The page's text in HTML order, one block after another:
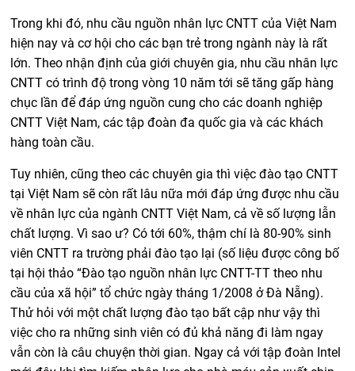
Trong khi đó, nhu cầu nguồn nhân lực CNTT của Việt Nam
hiện nay và cơ hội cho các bạn trẻ trong ngành này là rất
lớn. Theo nhận định của giới chuyên gia, nhu cầu nhân lực
CNTT có trình độ trong vòng 10 năm tới sẽ tăng gấp hàng
chục lần để đáp ứng nguồn cung cho các doanh nghiệp
CNTT Việt Nam, các tập đoàn đa quốc gia và các khách
hàng toàn cầu.
Tuy nhiên, cũng theo các chuyên gia thì việc đào tạo CNTT
tại Việt Nam sẽ còn rất lâu nữa mới đáp ứng được nhu cầu
về nhân lực của ngành CNTT Việt Nam, cả về số lượng lẫn
chất lượng. Vì sao ư? Có tới 60%, thậm chí là 80-90% sinh
viên CNTT ra trường phải đào tạo lại (số liệu được công bố
tại hội thảo “Đào tạo nguồn nhân lực CNTT-TT theo nhu
cầu của xã hội” tổ chức ngày tháng 1/2008 ở Đà Nẵng).
Thử hỏi với một chất lượng đào tạo bất cập như vậy thì
việc cho ra những sinh viên có đủ khả năng đi làm ngay
vẫn còn là câu chuyện thời gian. Ngay cả với tập đoàn Intel